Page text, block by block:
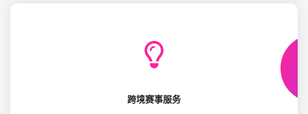
跨境赛事服务